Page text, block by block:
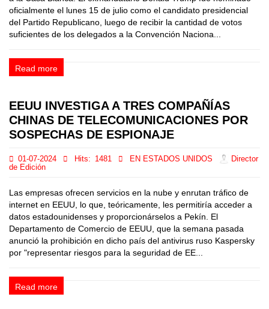
oficialmente el lunes 15 de julio como el candidato presidencial
del Partido Republicano, luego de recibir la cantidad de votos
suficientes de los delegados a la Convención Naciona...
Read more
EEUU INVESTIGA A TRES COMPAÑÍAS
CHINAS DE TELECOMUNICACIONES POR
SOSPECHAS DE ESPIONAJE
01-07-2024 Hits: 1481 EN ESTADOS UNIDOS
Director
de Edición
Las empresas ofrecen servicios en la nube y enrutan tráfico de
internet en EEUU, lo que, teóricamente, les permitiría acceder a
datos estadounidenses y proporcionárselos a Pekín. El
Departamento de Comercio de EEUU, que la semana pasada
anunció la prohibición en dicho país del antivirus ruso Kaspersky
por "representar riesgos para la seguridad de EE...
Read more